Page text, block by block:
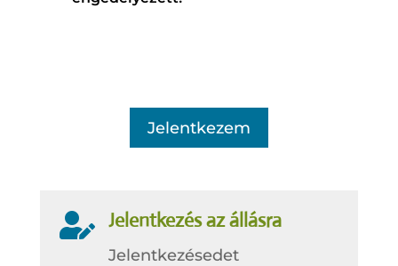
Jelentkezem
 Jelentkezés az állásra
Jelentkezésedet